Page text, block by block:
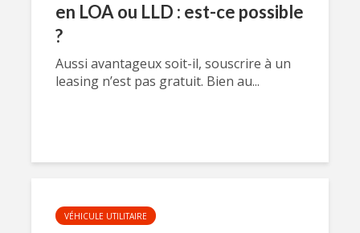
en LOA ou LLD : est-ce possible
?
Aussi avantageux soit-il, souscrire à un
leasing n’est pas gratuit. Bien au...
VÉHICULE UTILITAIRE